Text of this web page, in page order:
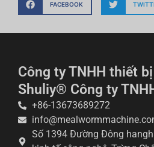
FACEBOOK
Công ty TNHH thiết
Shuliy® Công ty
+86-13673689272
Số 1394 Đường Đông